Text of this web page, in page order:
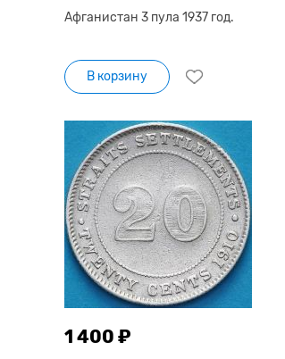
Афганистан 3 пула 1937 год.
В корзину
1 400 ₽